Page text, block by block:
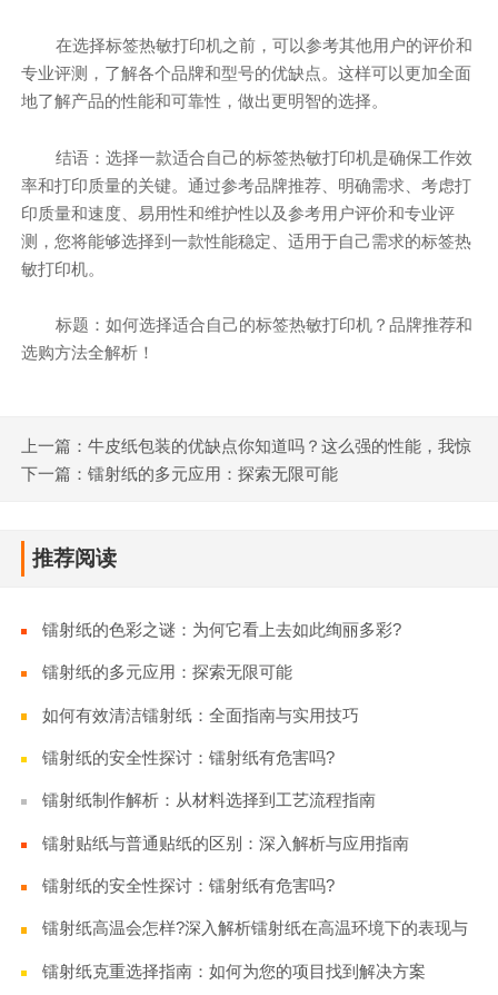
在选择标签热敏打印机之前，可以参考其他用户的评价和
专业评测，了解各个品牌和型号的优缺点。这样可以更加全面
地了解产品的性能和可靠性，做出更明智的选择。
结语：选择一款适合自己的标签热敏打印机是确保工作效
率和打印质量的关键。通过参考品牌推荐、明确需求、考虑打
印质量和速度、易用性和维护性以及参考用户评价和专业评
测，您将能够选择到一款性能稳定、适用于自己需求的标签热
敏打印机。
标题：如何选择适合自己的标签热敏打印机？品牌推荐和
选购方法全解析！
上一篇：牛皮纸包装的优缺点你知道吗？这么强的性能，我惊
呆了！
下一篇：镭射纸的多元应用：探索无限可能
推荐阅读
镭射纸的色彩之谜：为何它看上去如此绚丽多彩?
镭射纸的多元应用：探索无限可能
如何有效清洁镭射纸：全面指南与实用技巧
镭射纸的安全性探讨：镭射纸有危害吗?
镭射纸制作解析：从材料选择到工艺流程指南
镭射贴纸与普通贴纸的区别：深入解析与应用指南
镭射纸的安全性探讨：镭射纸有危害吗?
镭射纸高温会怎样?深入解析镭射纸在高温环境下的表现与
应用
镭射纸克重选择指南：如何为您的项目找到解决方案